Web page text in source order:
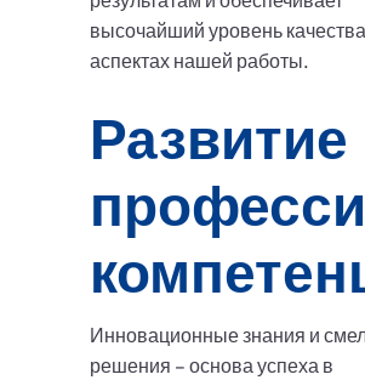
высочайший уровень
аспектах нашей работы.
Развитие
Инновационные знания и
решения – основа успеха в